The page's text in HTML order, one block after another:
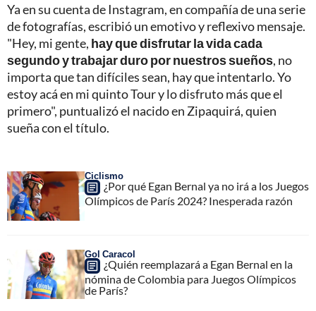
Ya en su cuenta de Instagram, en compañía de una serie
de fotografías, escribió un emotivo y reflexivo mensaje.
"Hey, mi gente, hay que disfrutar la vida cada
segundo y trabajar duro por nuestros sueños, no
importa que tan difíciles sean, hay que intentarlo. Yo
estoy acá en mi quinto Tour y lo disfruto más que el
primero", puntualizó el nacido en Zipaquirá, quien
sueña con el título.
Ciclismo
¿Por qué Egan Bernal ya no irá a los Juegos
Olímpicos de París 2024? Inesperada razón
Gol Caracol
¿Quién reemplazará a Egan Bernal en la
nómina de Colombia para Juegos Olímpicos
de París?